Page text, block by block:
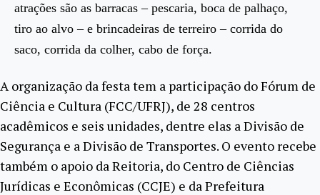
atrações são as barracas – pescaria, boca de palhaço,
tiro ao alvo – e brincadeiras de terreiro – corrida do
saco, corrida da colher, cabo de força.
A organização da festa tem a participação do Fórum de
Ciência e Cultura (FCC/UFRJ), de 28 centros
acadêmicos e seis unidades, dentre elas a Divisão de
Segurança e a Divisão de Transportes. O evento recebe
também o apoio da Reitoria, do Centro de Ciências
Jurídicas e Econômicas (CCJE) e da Prefeitura